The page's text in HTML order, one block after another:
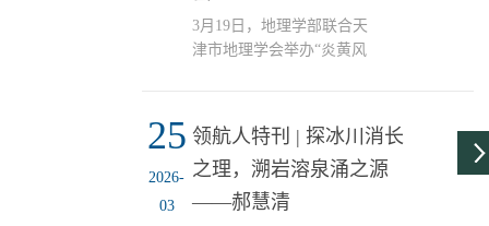
人生。 个人简介：薛晴，
天津师范大学地理学部
生态系统与生物多样性。
她笃学不倦，连续两年获
评一等学业奖学金，并于
2025...
3月19日，地理学部联合天
津市地理学会举办“炎黄风
会副理事长汪东川教授、
天津市地理学会艺术地理
专业委员会部分成员代表
以及地理学部领导班子成
25
2026-
03
领航人特刊 | 探冰川消长
之理，溯岩溶泉涌之源
——郝慧清